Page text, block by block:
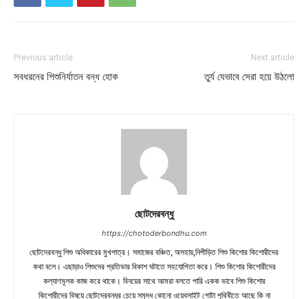
Previous article
সবধরনের শিশুনির্যাতন বন্ধ হোক
Next article
তুর্য যেভাবে সেরা হয়ে উঠলো
ছোটদেরবন্ধু
https://chotoderbondhu.com
ছোটদেরবন্ধু শিশু অধিকারের মুখপাত্র। সমাজের বঞ্চিত, অসহায়,নিপীড়িত শিশু কিশোর কিশোরীদের
কথা বলে। এছাড়াও শিশুদের প্রতিভার বিকাশ ঘটাতে সহযোগিতা করে। শিশু কিশোর কিশোরীদের
কল্যাণমূলক কাজ করে থাকে। বিনয়ের সাথে আমরা বলতে পারি একক ভাবে শিশু কিশোর
কিশোরীদের বিষয়ে ছোটদেরবন্ধুর চেয়ে সমৃদ্ধ কোনো ওয়েবসাইট গোটা পৃথিবীতে আছে কি না